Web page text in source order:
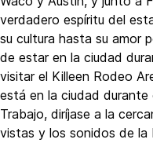
verdadero espíritu del
su cultura hasta su amor
de estar en la ciudad
visitar el Killeen Rodeo
está en la ciudad
Trabajo, diríjase a la
vistas y los sonidos de la